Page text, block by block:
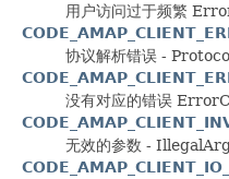
用户访问过于频繁
协议解析错误 -
没有对应的错误
无效的参数 -